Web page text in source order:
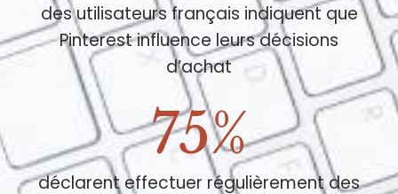
des utilisateurs français indiquent que
Pinterest influence leurs décisions
d’achat
75%
déclarent effectuer régulièrement des